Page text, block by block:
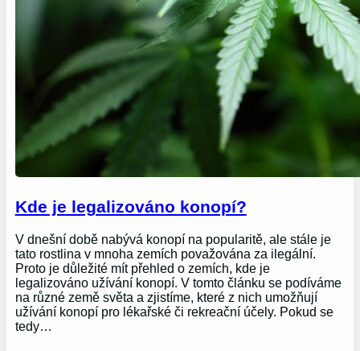
Kde je legalizováno konopí?
V dnešní době nabývá konopí na popularitě, ale stále je
tato rostlina v mnoha zemích považována za ilegální.
Proto je důležité mít přehled o zemích, kde je
legalizováno užívání konopí. V tomto článku se podíváme
na různé země světa a zjistíme, které z nich umožňují
užívání konopí pro lékařské či rekreační účely. Pokud se
tedy…